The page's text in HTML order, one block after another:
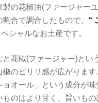
製の花椒油(ファージャー
割合で調合したもので、 “
シャルなお土産です。
と花椒(ファージャー)とい
椒のピリリ感が広がります
ョオール」という成分が
ものはより甘く、旨いも